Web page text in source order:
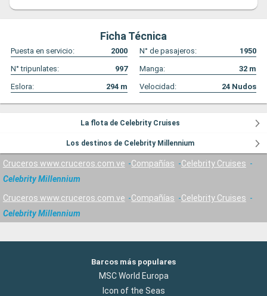
Ficha Técnica
Puesta en servicio: 2000 N° de pasajeros:
1950
N° tripunlates:
997 Manga: 32 m
Eslora:
294 m Velocidad: 24 Nudos
La flota de Celebrity Cruises
Los destinos de Celebrity Millennium
Cruceros www.cruceros.com.ve Compañías
Celebrity Cruises
Celebrity Millennium
Cruceros www.cruceros.com.ve Compañías
Celebrity Cruises
Celebrity Millennium
Barcos más populares
MSC World Europa
Icon of the Seas